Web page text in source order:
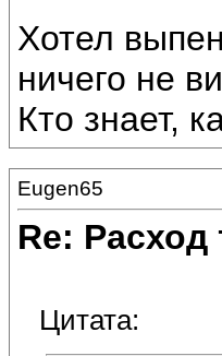
Хотел
ничего не
Кто знает,
Eugen65
Re: Расход
Цитата: